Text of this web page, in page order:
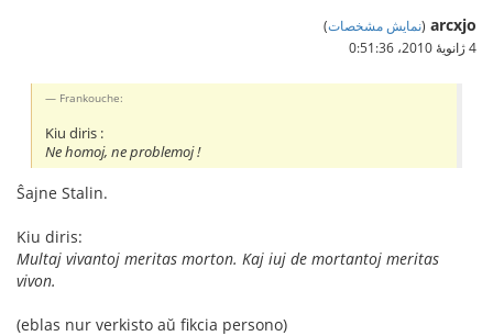
arcxjo
(نمایش مشخصات)
4 ژانویهٔ 2010،‏ 0:51:36
Frankouche:
Kiu diris :
Ne homoj, ne problemoj !
Ŝajne Stalin.
Kiu diris:
Multaj vivantoj meritas morton. Kaj iuj de mortantoj meritas
vivon.
(eblas nur verkisto aŭ fikcia persono)